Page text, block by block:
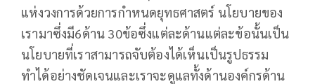
แห่งวงการด้วยการกำหนดยุทธศาสตร์ นโยบายของ
เรามาซึ่งมี6ด้าน 30ข้อซึ่งแต่ละด้านแต่ละข้อนั้นเป็น
นโยบายที่เราสามารถจับต้องได้เห็นเป็นรูปธรรม
ทำได้อย่างชัดเจนและเราจะดูแลทั้งด้านองค์กรด้าน